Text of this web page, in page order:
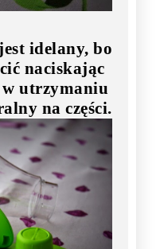
idelany, bo
naciskając
utrzymaniu
na części.